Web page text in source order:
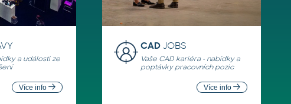
a události ze
Více info
CADJOBS
Vaše CAD kariéra - nabídky a
poptávky pracovních pozic
Více info